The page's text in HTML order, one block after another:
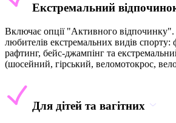
Екстремальний
Включає опції "Активного відпочинку".
любителів екстремальних видів спорту:
рафтинг, бейс-джампінг та
(шосейний, гірський, веломотокрос,
Для дітей та вагітних